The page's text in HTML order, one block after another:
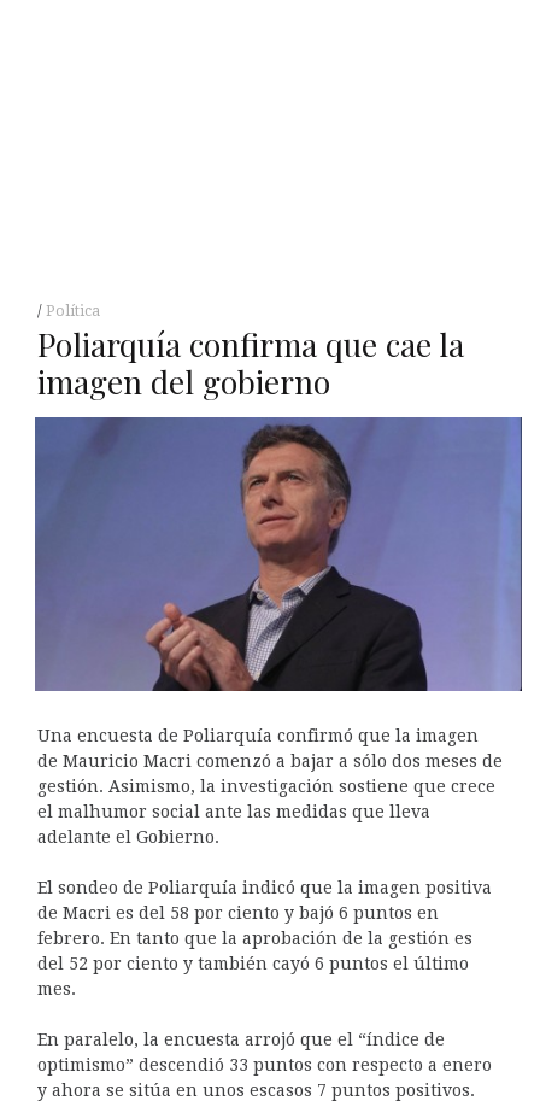
Política
Poliarquía confirma que cae la
imagen del gobierno
Una encuesta de Poliarquía confirmó que la imagen
de Mauricio Macri comenzó a bajar a sólo dos meses de
gestión. Asimismo, la investigación sostiene que crece
el malhumor social ante las medidas que lleva
adelante el Gobierno.
El sondeo de Poliarquía indicó que la imagen positiva
de Macri es del 58 por ciento y bajó 6 puntos en
febrero. En tanto que la aprobación de la gestión es
del 52 por ciento y también cayó 6 puntos el último
mes.
En paralelo, la encuesta arrojó que el “índice de
optimismo” descendió 33 puntos con respecto a enero
y ahora se sitúa en unos escasos 7 puntos positivos.